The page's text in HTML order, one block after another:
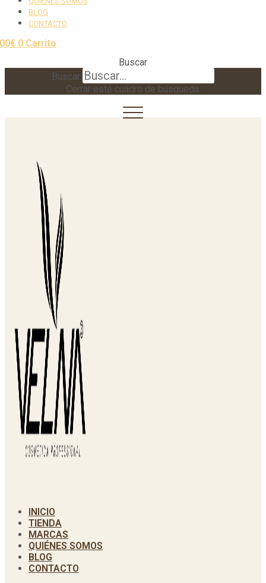
BLOG
CONTACTO
€ 0 Carrito
Buscar
Buscar
Cerrar este cuadro de búsqueda.
INICIO
TIENDA
MARCAS
QUIÉNES SOMOS
BLOG
CONTACTO